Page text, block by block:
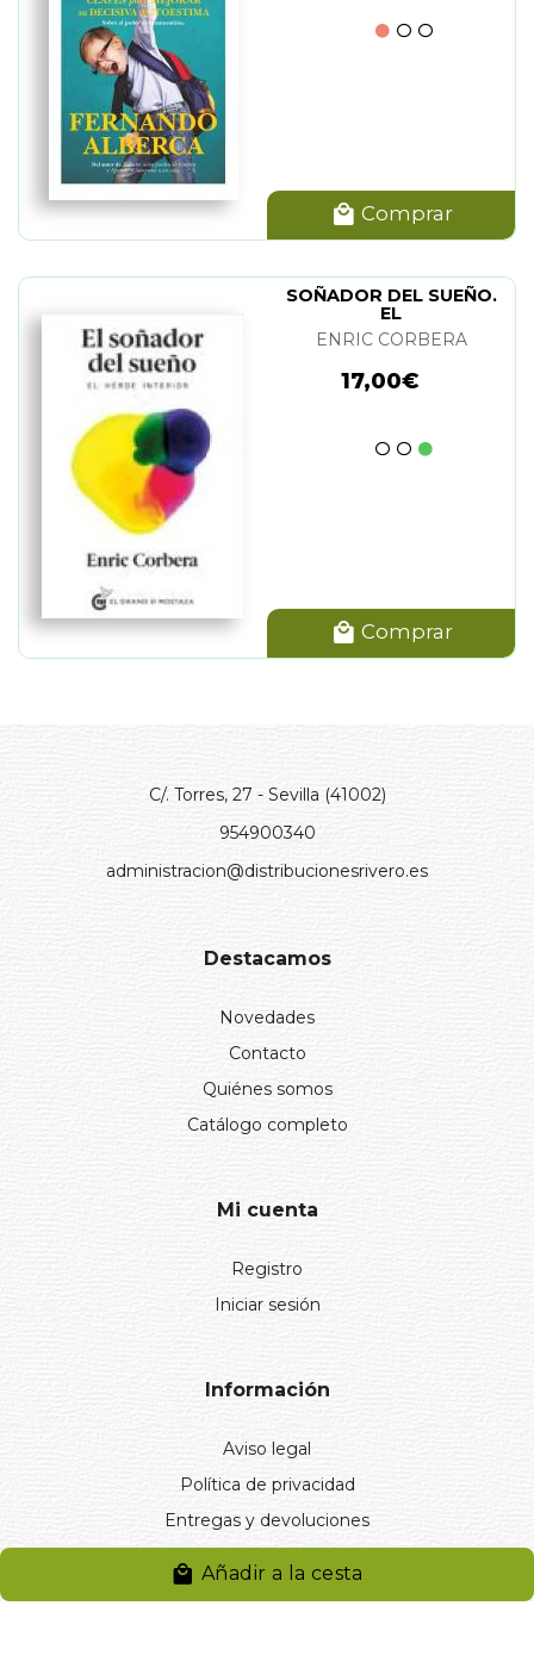
Añadir a la cesta
Comprar
SOÑADOR DEL SUEÑO.
EL
ENRIC CORBERA
17,00€
Comprar
C/. Torres, 27 - Sevilla (41002)
954900340
administracion@distribucionesrivero.es
Destacamos
Novedades
Contacto
Quiénes somos
Catálogo completo
Mi cuenta
Registro
Iniciar sesión
Información
Aviso legal
Política de privacidad
Entregas y devoluciones
Desistimiento de compra